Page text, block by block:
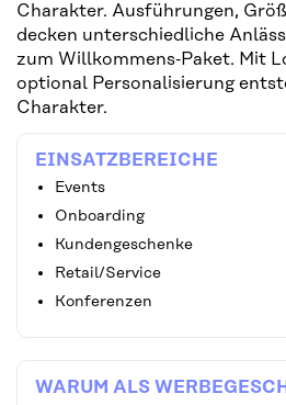
Charakter. Ausführungen,
decken unterschiedliche
zum Willkommens‑Paket. Mit
optional Personalisierung
Charakter.
EINSATZBEREICHE
Events
Onboarding
Kundengeschenke
Retail/Service
Konferenzen
WARUM ALS